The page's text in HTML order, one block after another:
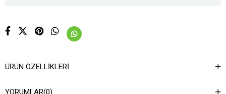
ÜRÜN ÖZELLIKLERI
YORUMLAR(0)